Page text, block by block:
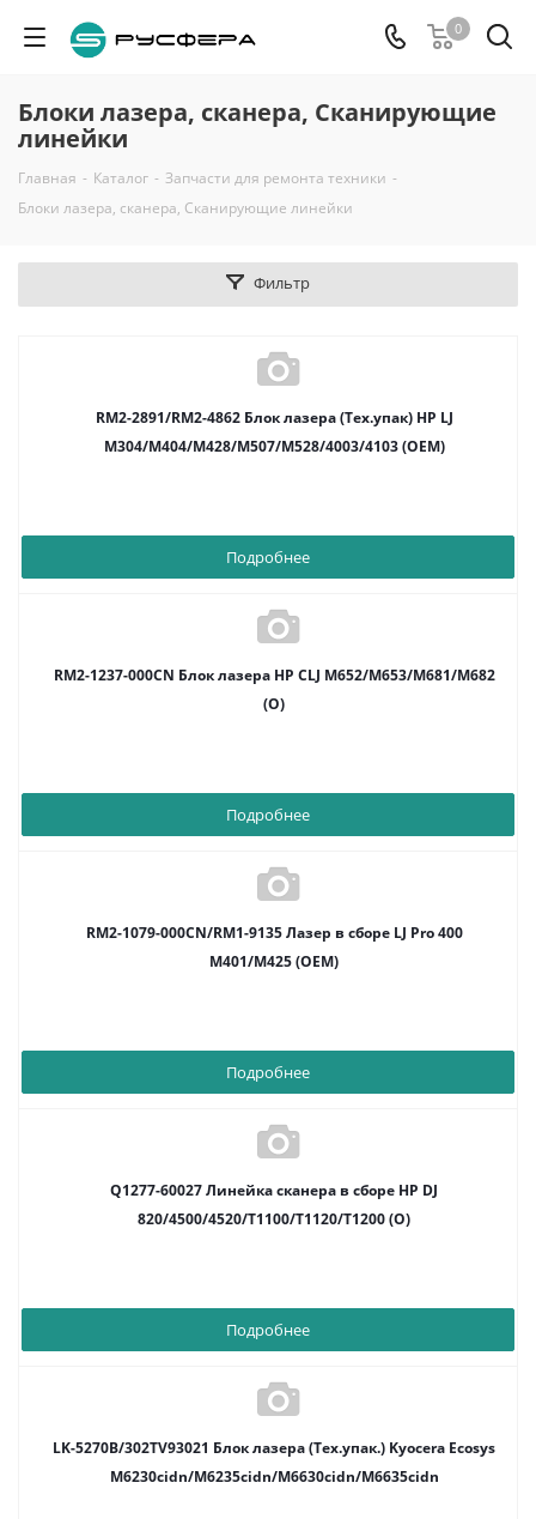
0
Блоки лазера, сканера, Сканирующие
линейки
Главная - Каталог - Запчасти для ремонта техники -
Блоки лазера, сканера, Сканирующие линейки
Фильтр
RM2-2891/RM2-4862 Блок лазера (Тех.упак) HP LJ
M304/M404/M428/M507/M528/4003/4103 (OEM)
Подробнее
RM2-1237-000CN Блок лазера HP CLJ M652/M653/M681/M682
(O)
Подробнее
RM2-1079-000CN/RM1-9135 Лазер в сборе LJ Pro 400
M401/M425 (OEM)
Подробнее
Q1277-60027 Линейка сканера в сборе HP DJ
820/4500/4520/T1100/T1120/T1200 (O)
Подробнее
LK-5270B/302TV93021 Блок лазера (Тех.упак.) Kyocera Ecosys
M6230cidn/M6235cidn/M6630cidn/M6635cidn